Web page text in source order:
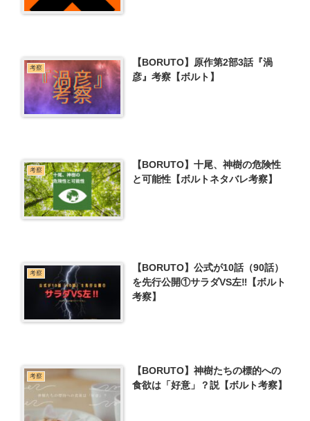
考察
【BORUTO】原作第2部3話『渦
彦』考察【ボルト】
考察
【BORUTO】十尾、神樹の危険性
と可能性【ボルトネタバレ考察】
考察
【BORUTO】公式が10話（90話）
を先行公開①サラダVS左‼【ボルト
考察】
考察
【BORUTO】神樹たちの標的への
食欲は「好意」？説【ボルト考察】